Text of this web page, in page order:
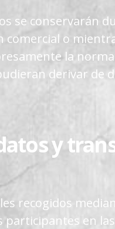
se conservarán
o
la
derivar de
y
recogidos
en